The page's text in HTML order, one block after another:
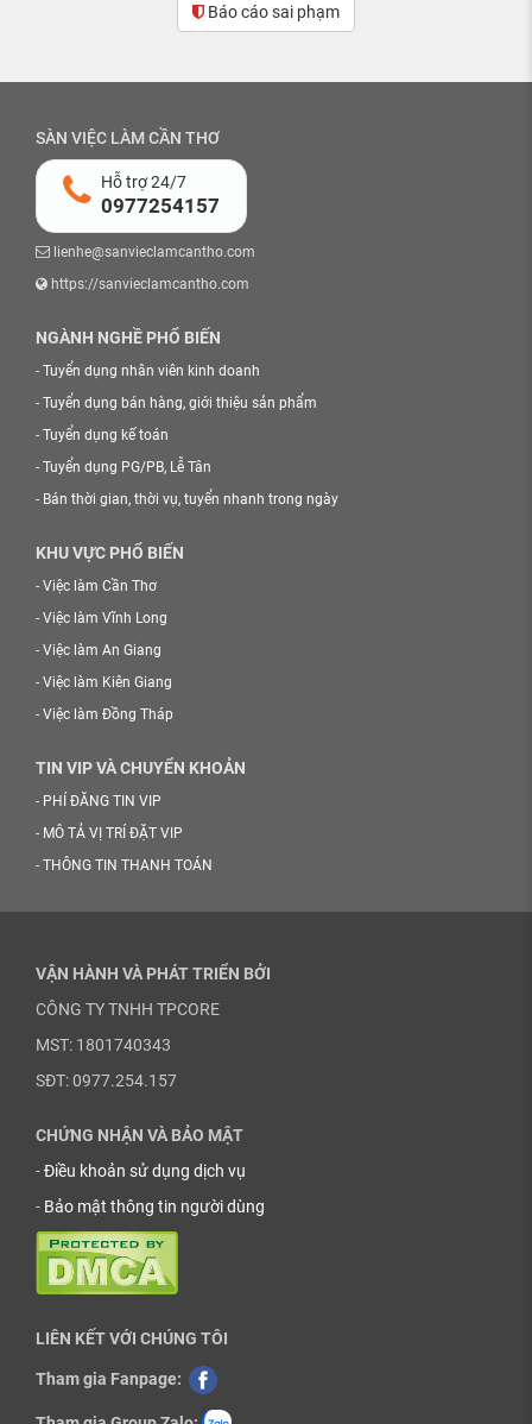
Báo cáo sai phạm
SÀN VIỆC LÀM CẦN THƠ
Hỗ trợ 24/7
0977254157
lienhe@sanvieclamcantho.com
https://sanvieclamcantho.com
NGÀNH NGHỀ PHỔ BIẾN
- Tuyển dụng nhân viên kinh doanh
- Tuyển dụng bán hàng, giới thiệu sản phẩm
- Tuyển dụng kế toán
- Tuyển dụng PG/PB, Lễ Tân
- Bán thời gian, thời vụ, tuyển nhanh trong ngày
KHU VỰC PHỔ BIẾN
- Việc làm Cần Thơ
- Việc làm Vĩnh Long
- Việc làm An Giang
- Việc làm Kiên Giang
- Việc làm Đồng Tháp
TIN VIP VÀ CHUYỂN KHOẢN
- PHÍ ĐĂNG TIN VIP
- MÔ TẢ VỊ TRÍ ĐẶT VIP
- THÔNG TIN THANH TOÁN
VẬN HÀNH VÀ PHÁT TRIỂN BỞI
CÔNG TY TNHH TPCORE
MST: 1801740343
SĐT: 0977.254.157
CHỨNG NHẬN VÀ BẢO MẬT
-Điều khoản sử dụng dịch vụ
- Bảo mật thông tin người dùng
LIÊN KẾT VỚI CHÚNG TÔI
Tham gia Fanpage: